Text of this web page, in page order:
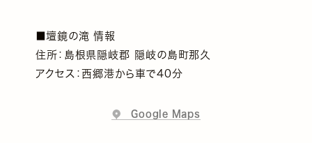
■壇鏡の滝 情報
住所：島根県隠岐郡 隠岐の島町那久
アクセス：西郷港から車で40分
Google Maps